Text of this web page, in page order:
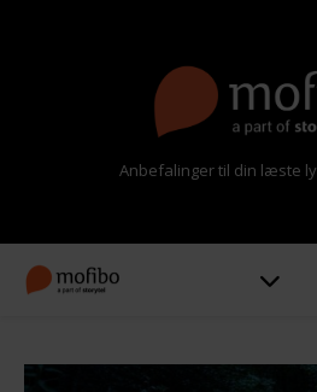
Anbefalinger til din læste